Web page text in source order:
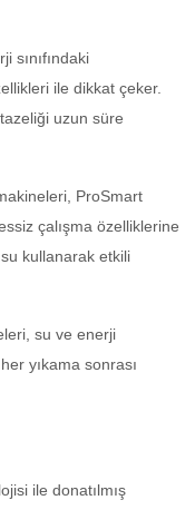
sınıfındaki
ile dikkat çeker.
uzun süre
ProSmart
çalışma özelliklerine
kullanarak etkili
su ve enerji
yıkama sonrası
ile donatılmış